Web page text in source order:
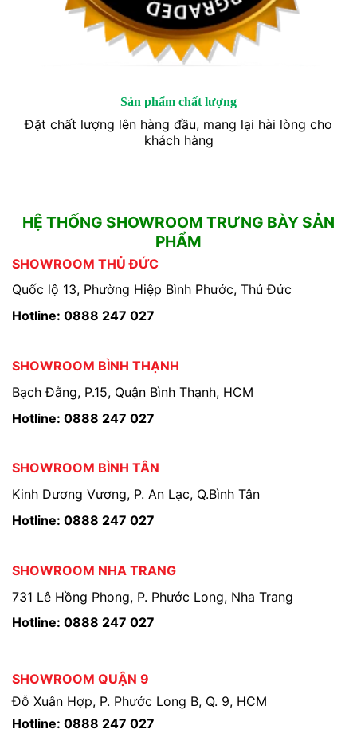
Sản phẩm chất lượng
Đặt chất lượng lên hàng đầu, mang lại hài lòng cho
khách hàng
HỆ THỐNG SHOWROOM TRƯNG BÀY SẢN
PHẨM
SHOWROOM THỦ ĐỨC
Quốc lộ 13, Phường Hiệp Bình Phước, Thủ Đức
Hotline: 0888 247 027
SHOWROOM BÌNH THẠNH
Bạch Đằng, P.15, Quận Bình Thạnh, HCM
Hotline: 0888 247 027
SHOWROOM BÌNH TÂN
Kinh Dương Vương, P. An Lạc, Q.Bình Tân
Hotline: 0888 247 027
SHOWROOM NHA TRANG
731 Lê Hồng Phong, P. Phước Long, Nha Trang
Hotline: 0888 247 027
SHOWROOM QUẬN 9
Đỗ Xuân Hợp, P. Phước Long B, Q. 9, HCM
Hotline: 0888 247 027